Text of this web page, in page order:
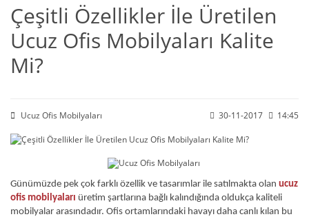
Çeşitli Özellikler İle Üretilen
Ucuz Ofis Mobilyaları Kalite
Mi?
Ucuz Ofis Mobilyaları 30-11-2017 14:45
Günümüzde pek çok farklı özellik ve tasarımlar ile satılmakta olan ucuz
ofis mobilyaları üretim şartlarına bağlı kalındığında oldukça kaliteli
mobilyalar arasındadır. Ofis ortamlarındaki havayı daha canlı kılan bu